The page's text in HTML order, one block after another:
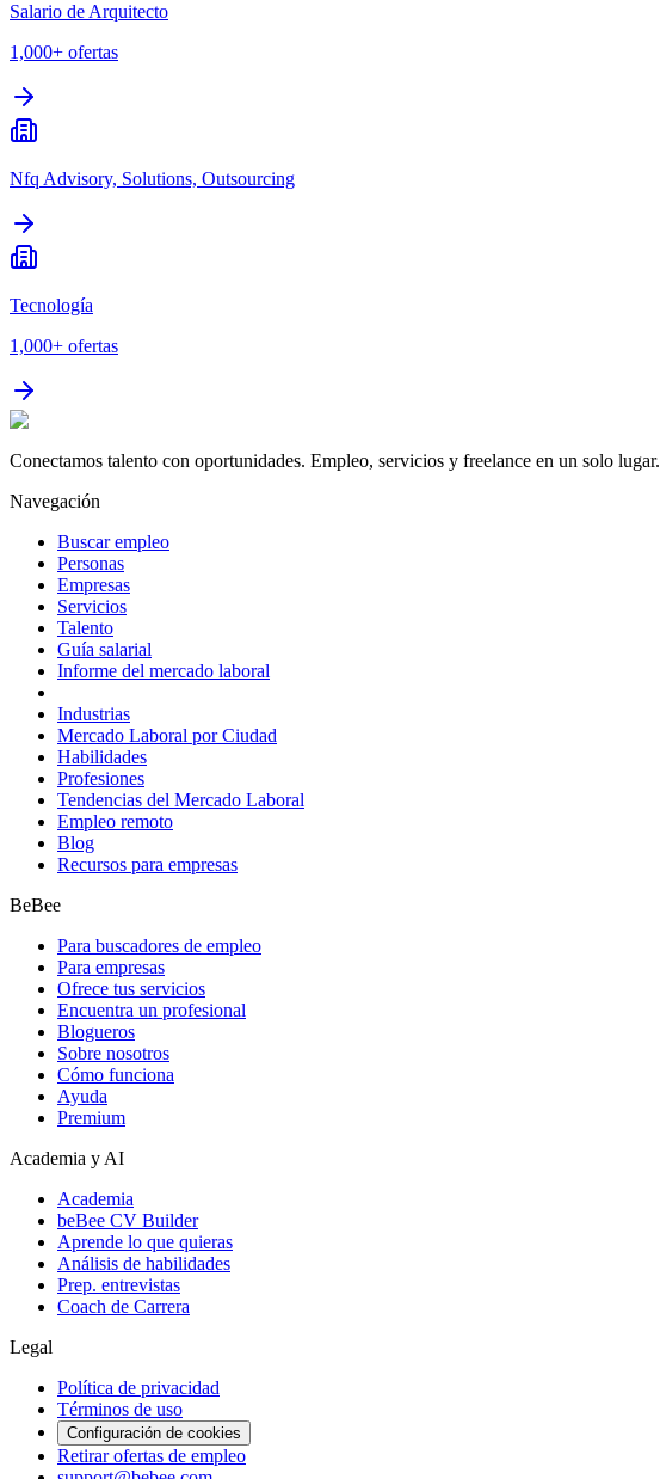
Salario de Arquitecto
1,000+ ofertas
Nfq Advisory, Solutions, Outsourcing
Tecnología
1,000+ ofertas
Conectamos talento con oportunidades. Empleo, servicios y freelance en un solo lugar.
Navegación
Buscar empleo
Personas
Empresas
Servicios
Talento
Guía salarial
Informe del mercado laboral
Industrias
Mercado Laboral por Ciudad
Habilidades
Profesiones
Tendencias del Mercado Laboral
Empleo remoto
Blog
Recursos para empresas
BeBee
Para buscadores de empleo
Para empresas
Ofrece tus servicios
Encuentra un profesional
Blogueros
Sobre nosotros
Cómo funciona
Ayuda
Premium
Academia y AI
Academia
beBee CV Builder
Aprende lo que quieras
Análisis de habilidades
Prep. entrevistas
Coach de Carrera
Legal
Política de privacidad
Términos de uso
Configuración de cookies
Retirar ofertas de empleo